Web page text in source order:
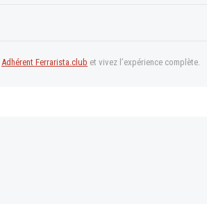
Adhérent Ferrarista.club et vivez l’expérience complète.